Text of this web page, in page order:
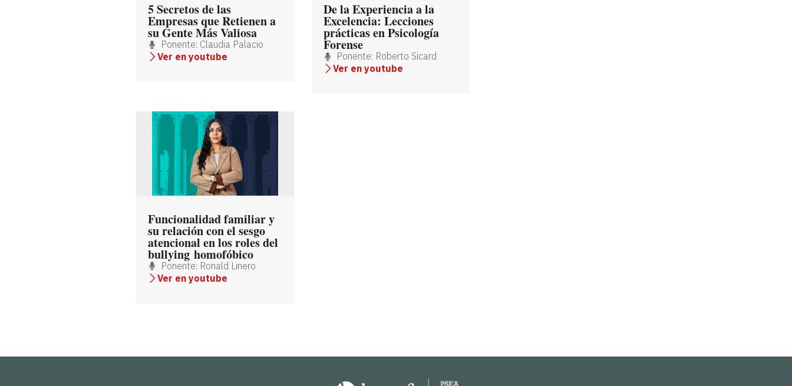
5 Secretos de las
Empresas que Retienen a
su Gente Más Valiosa
Ponente: Claudia Palacio
Ver en youtube
De la Experiencia a la
Excelencia: Lecciones
prácticas en Psicología
Forense
Ponente: Roberto Sicard
Ver en youtube
Funcionalidad familiar y
su relación con el sesgo
atencional en los roles del
bullying homofóbico
Ponente: Ronald Linero
Ver en youtube